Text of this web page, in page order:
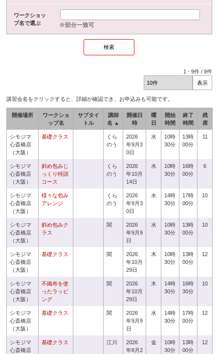
ワークショッ
プ名で選ぶ
※部分一致可
1 -9件 /9件
講習会名をクリックすると、詳細が確認でき、お申込みも可能です。
開催場所
ワークショ
ップ名
サブタイ
トル
講師
名 ▲
開催日
時
曜
日
開始
時間
終了
時間
残
席
シモジマ
心斎橋店
（大阪）
基礎クラス
くら
のう
2026
年9月3
0日
水
10時
30分
13時
00分
11
シモジマ
心斎橋店
（大阪）
斜め包みじ
っくり特訓
コース
くら
のう
2026
年10月
14日
水
10時
30分
16時
00分
6
シモジマ
心斎橋店
（大阪）
様々な包み
アレンジ
くら
のう
2026
年9月3
0日
水
14時
30分
17時
00分
10
シモジマ
心斎橋店
（大阪）
斜め包みク
ラス
関
2026
年9月9
日
水
10時
30分
13時
00分
10
シモジマ
心斎橋店
（大阪）
基礎クラス 関
2026
年10月
29日
木
10時
30分
13時
00分
12
シモジマ
心斎橋店
（大阪）
不織布を使
ったラッピ
ング
関
2026
年10月
29日
木
14時
30分
16時
30分
10
シモジマ
心斎橋店
（大阪）
基礎クラス 関
2026
年9月9
日
水
14時
30分
17時
00分
12
シモジマ
心斎橋店
基礎クラス 江川
2026
年8月2
金
10時
30分
13時
00分
12